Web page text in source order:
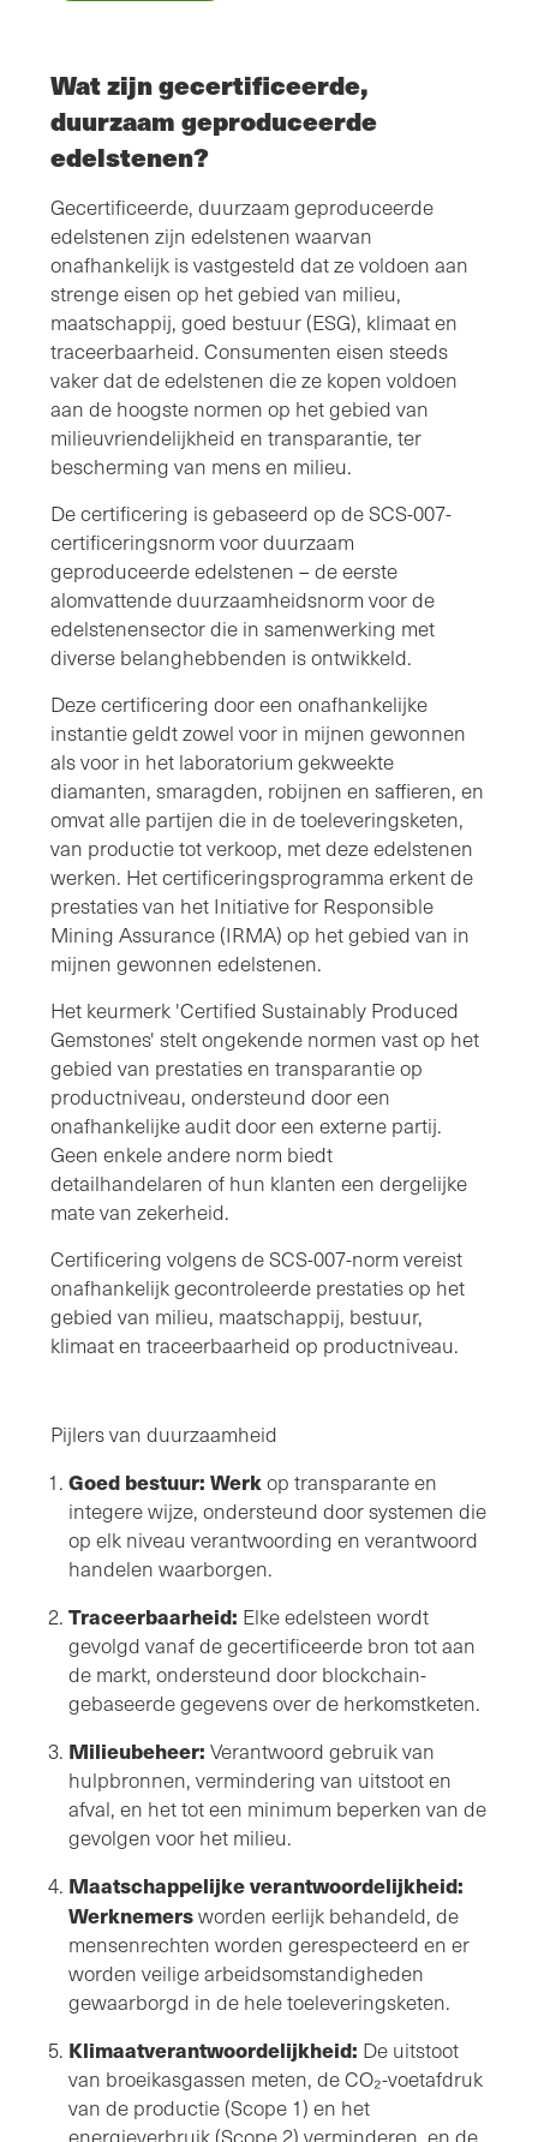
Wat zijn gecertificeerde,
duurzaam geproduceerde
edelstenen?
Gecertificeerde, duurzaam geproduceerde
edelstenen zijn edelstenen waarvan
onafhankelijk is vastgesteld dat ze voldoen aan
strenge eisen op het gebied van milieu,
maatschappij, goed bestuur (ESG), klimaat en
traceerbaarheid. Consumenten eisen steeds
vaker dat de edelstenen die ze kopen voldoen
aan de hoogste normen op het gebied van
milieuvriendelijkheid en transparantie, ter
bescherming van mens en milieu.
De certificering is gebaseerd op de SCS-007-
certificeringsnorm voor duurzaam
geproduceerde edelstenen – de eerste
alomvattende duurzaamheidsnorm voor de
edelstenensector die in samenwerking met
diverse belanghebbenden is ontwikkeld.
Deze certificering door een onafhankelijke
instantie geldt zowel voor in mijnen gewonnen
als voor in het laboratorium gekweekte
diamanten, smaragden, robijnen en saffieren, en
omvat alle partijen die in de toeleveringsketen,
van productie tot verkoop, met deze edelstenen
werken. Het certificeringsprogramma erkent de
prestaties van het Initiative for Responsible
Mining Assurance (IRMA) op het gebied van in
mijnen gewonnen edelstenen.
Het keurmerk 'Certified Sustainably Produced
Gemstones' stelt ongekende normen vast op het
gebied van prestaties en transparantie op
productniveau, ondersteund door een
onafhankelijke audit door een externe partij.
Geen enkele andere norm biedt
detailhandelaren of hun klanten een dergelijke
mate van zekerheid.
Certificering volgens de SCS-007-norm vereist
onafhankelijk gecontroleerde prestaties op het
gebied van milieu, maatschappij, bestuur,
klimaat en traceerbaarheid op productniveau.
Pijlers van duurzaamheid
Goed bestuur: Werkop transparante en
integere wijze, ondersteund door systemen die
op elk niveau verantwoording en verantwoord
handelen waarborgen.
Traceerbaarheid: Elke edelsteen wordt
gevolgd vanaf de gecertificeerde bron tot aan
de markt, ondersteund door blockchain-
gebaseerde gegevens over de herkomstketen.
Milieubeheer: Verantwoord gebruik van
hulpbronnen, vermindering van uitstoot en
afval, en het tot een minimum beperken van de
gevolgen voor het milieu.
Maatschappelijke verantwoordelijkheid:
Werknemersworden eerlijk behandeld, de
mensenrechten worden gerespecteerd en er
worden veilige arbeidsomstandigheden
gewaarborgd in de hele toeleveringsketen.
Klimaatverantwoordelijkheid: De uitstoot
van broeikasgassen meten, de CO₂-voetafdruk
van de productie (Scope 1) en het